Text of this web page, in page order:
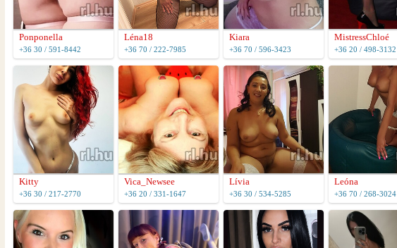
Ponponella
+36 30 / 591-8442
Léna18
+36 70 / 222-7985
Kiara
+36 70 / 596-3423
MistressChloé
+36 20 / 498-3132
Kitty
+36 30 / 217-2770
Vica_Newsee
+36 20 / 331-1647
Lívia
+36 30 / 534-5285
Leóna
+36 70 / 268-3024